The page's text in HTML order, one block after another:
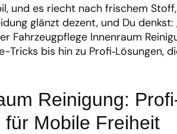
und es riecht nach frischem
glänzt dezent, und Du
Innenraum
Tricks bis hin zu Profi‑Lösungen,
Reinigung:
Mobile Freiheit